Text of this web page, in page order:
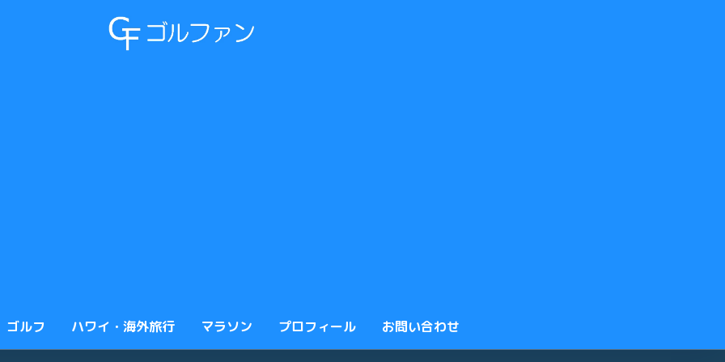
ゴルフ ハワイ・海外旅行 マラソン プロフィール お問い合わせ